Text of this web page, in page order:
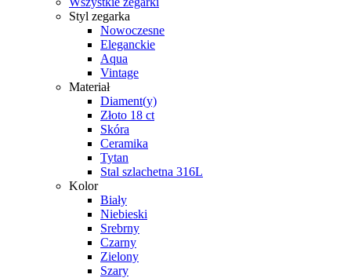
Styl zegarka
Nowoczesne
Eleganckie
Aqua
Vintage
Materiał
Diament(y)
Złoto 18 ct
Skóra
Ceramika
Tytan
Stal szlachetna 316L
Kolor
Biały
Niebieski
Srebrny
Czarny
Zielony
Szary